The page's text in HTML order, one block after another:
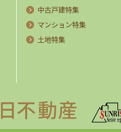
中古戸建特集
マンション特集
土地特集